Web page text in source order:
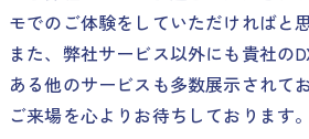
モでのご体験をしていただければと
また、弊社サービス以外にも貴社の
ある他のサービスも多数展示されて
ご来場を心よりお待ちしております。